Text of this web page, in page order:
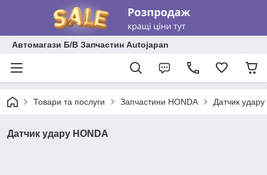
Автомагази Б/В Запчастин Autojapan
Товари та послуги Запчастини HONDA Датчик
Датчик удару HONDA